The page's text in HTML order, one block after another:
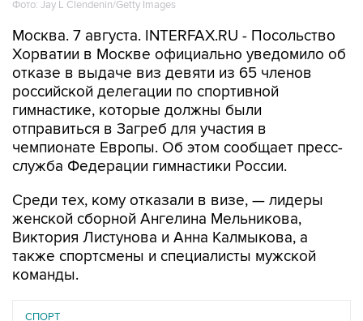
отказе в выдаче виз девяти из 65 членов
российской делегации по спортивной
гимнастике, которые должны были
отправиться в Загреб для участия в
чемпионате Европы. Об этом сообщает пресс-
служба Федерации гимнастики России.
Среди тех, кому отказали в визе, — лидеры
Виктория Листунова и Анна Калмыкова, а
также спортсмены и специалисты мужской
команды.
СПОРТ